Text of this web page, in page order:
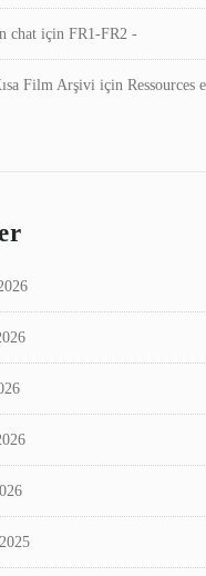
chat için FR1-FR2 -
Film Arşivi için Ressources